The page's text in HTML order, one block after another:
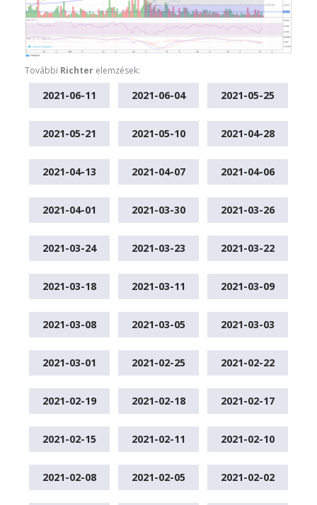
További Richter elemzések:
2021-06-11 2021-06-04 2021-05-25
2021-05-21 2021-05-10 2021-04-28
2021-04-13 2021-04-07 2021-04-06
2021-04-01 2021-03-30 2021-03-26
2021-03-24 2021-03-23 2021-03-22
2021-03-18 2021-03-11 2021-03-09
2021-03-08 2021-03-05 2021-03-03
2021-03-01 2021-02-25 2021-02-22
2021-02-19 2021-02-18 2021-02-17
2021-02-15 2021-02-11 2021-02-10
2021-02-08 2021-02-05 2021-02-02